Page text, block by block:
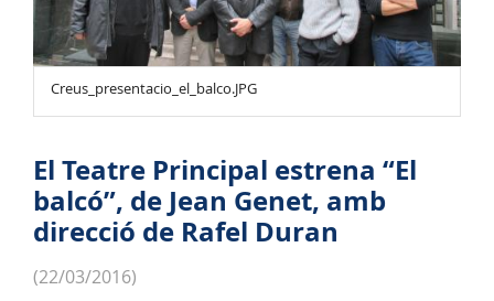
Creus_presentacio_el_balco.JPG
El Teatre Principal estrena “El
balcó”, de Jean Genet, amb
direcció de Rafel Duran
(22/03/2016)